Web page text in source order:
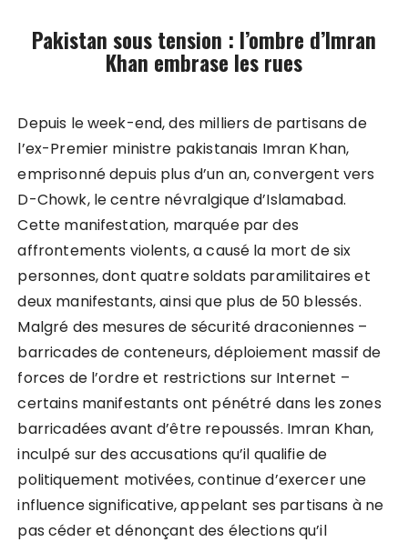
Pakistan sous tension : l’ombre d’Imran
Khan embrase les rues
Depuis le week-end, des milliers de partisans de
l’ex-Premier ministre pakistanais Imran Khan,
emprisonné depuis plus d’un an, convergent vers
D-Chowk, le centre névralgique d’Islamabad.
Cette manifestation, marquée par des
affrontements violents, a causé la mort de six
personnes, dont quatre soldats paramilitaires et
deux manifestants, ainsi que plus de 50 blessés.
Malgré des mesures de sécurité draconiennes –
barricades de conteneurs, déploiement massif de
forces de l’ordre et restrictions sur Internet –
certains manifestants ont pénétré dans les zones
barricadées avant d’être repoussés. Imran Khan,
inculpé sur des accusations qu’il qualifie de
politiquement motivées, continue d’exercer une
influence significative, appelant ses partisans à ne
pas céder et dénonçant des élections qu’il